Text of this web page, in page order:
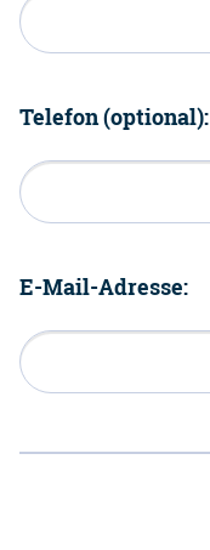
Telefon (optional):
E-Mail-Adresse: